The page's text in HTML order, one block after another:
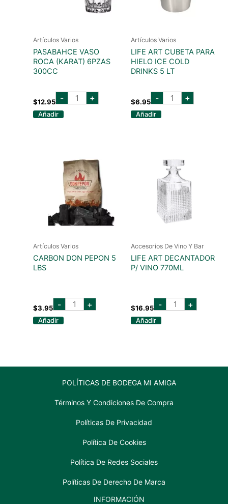
Artículos Varios
PASABAHCE VASO
ROCA (KARAT) 6PZAS
300CC
$12.95 - PASABAHCE
VASO +
Añadir
Artículos Varios
LIFE ART CUBETA PARA
HIELO ICE COLD
DRINKS 5 LT
$6.95 - LIFE
ART
LT
cantidad
+
Añadir
Artículos Varios
CARBON DON PEPON 5
LBS
$3.95 - carbon
don +
Añadir
Accesorios De Vino Y Bar
LIFE ART DECANTADOR
P/ VINO 770ML
$16.95 - LIFE
ART +
Añadir
POLÍTICAS DE BODEGA MI AMIGA
Términos Y Condiciones De Compra
Políticas De Privacidad
Política De Cookies
Política De Redes Sociales
Políticas De Derecho De Marca
INFORMACIÓN